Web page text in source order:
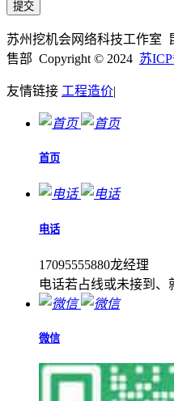
苏州挖机会网络科技工作室
售部 Copyright © 2024 苏
友情链接 工程造价|
首页
电话
17095555880龙经理
电话若占线或未接到、
微信